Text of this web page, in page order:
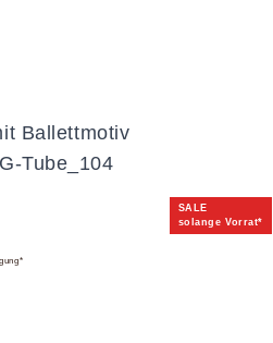
SALE
solange Vorrat*
Ballettmotiv
Tube_104